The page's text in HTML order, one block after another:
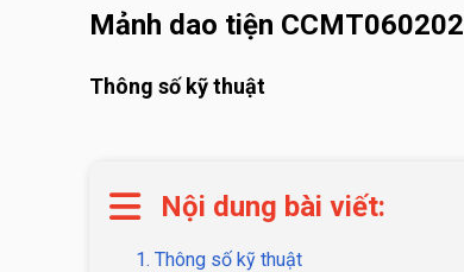
Mảnh dao tiện
Thông số kỹ thuật
Nội dung bài viết:
1. Thông số kỹ thuật